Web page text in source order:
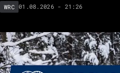
WRC 01.08.2026 - 21:26